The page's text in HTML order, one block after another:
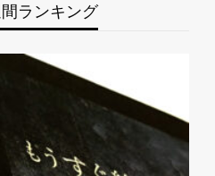
ランキング